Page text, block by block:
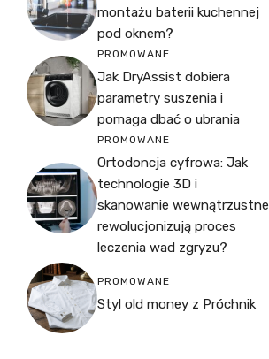
montażu baterii kuchennej
pod oknem?
PROMOWANE
Jak DryAssist dobiera
parametry suszenia i
pomaga dbać o ubrania
PROMOWANE
Ortodoncja cyfrowa: Jak
technologie 3D i
skanowanie wewnątrzustne
rewolucjonizują proces
leczenia wad zgryzu?
PROMOWANE
Styl old money z Próchnik